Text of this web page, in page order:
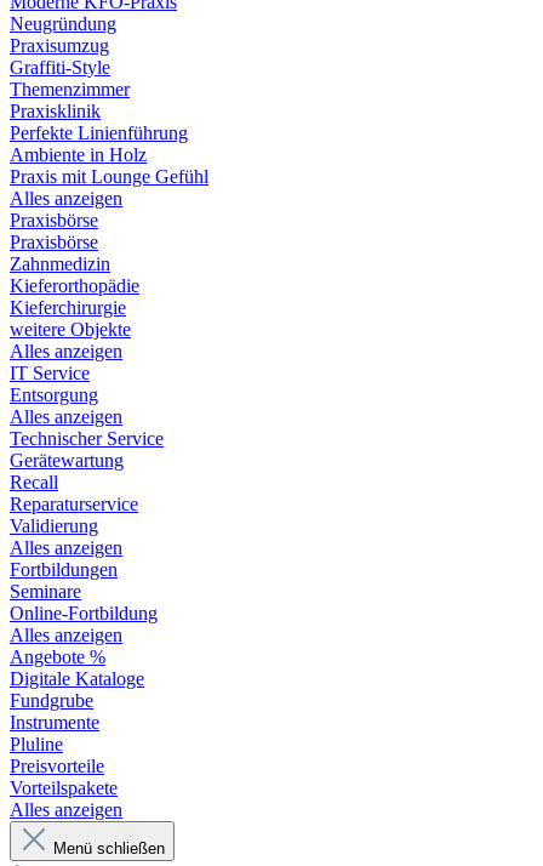
Neugründung
Praxisumzug
Graffiti-Style
Themenzimmer
Praxisklinik
Perfekte Linienführung
Ambiente in Holz
Praxis mit Lounge Gefühl
Alles anzeigen
Praxisbörse
Praxisbörse
Zahnmedizin
Kieferorthopädie
Kieferchirurgie
weitere Objekte
Alles anzeigen
IT Service
Entsorgung
Alles anzeigen
Technischer Service
Gerätewartung
Recall
Reparaturservice
Validierung
Alles anzeigen
Fortbildungen
Seminare
Online-Fortbildung
Alles anzeigen
Angebote %
Digitale Kataloge
Fundgrube
Instrumente
Pluline
Preisvorteile
Vorteilspakete
Alles anzeigen
Menü schließen